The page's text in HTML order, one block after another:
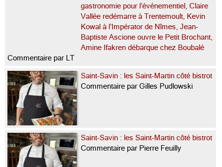
gastronomie pour l’événementiel, Claire
Vallée redémarre à Trentemoult, Kevin
Kowal à l’Impérator de Nîmes, Jean-
Baptiste Ascione ouvre le Petit Brochant,
Amine Ifakren débarque chez Boubalé
Commentaire par LT
Saint-Savin : les Saint-Martin côté bistrot
Commentaire par Gilles Pudlowski
Saint-Savin : les Saint-Martin côté bistrot
Commentaire par Pierre Feuilly